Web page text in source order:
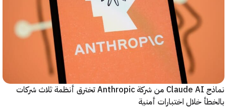
نماذج Claude AI من شركة Anthropic تخترق أنظمة ثلاث شركات
خلال اختبارات أمنية